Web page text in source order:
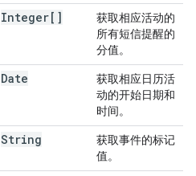
Integer[]
获取相应活动的
所有短信提醒的
分值。
Date
获取相应日历活
动的开始日期和
时间。
String
获取事件的标记
值。